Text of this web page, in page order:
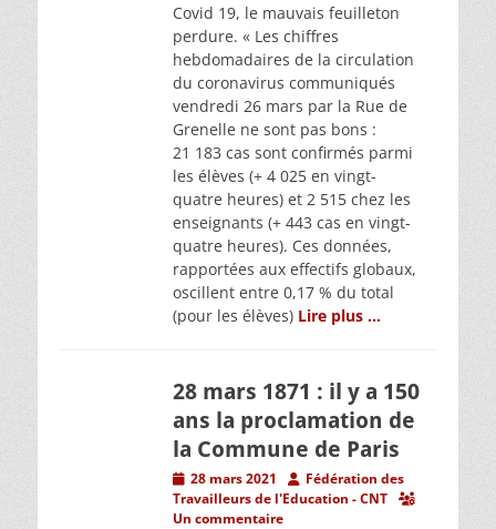
Covid 19, le mauvais feuilleton
perdure. « Les chiffres
hebdomadaires de la circulation
du coronavirus communiqués
vendredi 26 mars par la Rue de
Grenelle ne sont pas bons :
21 183 cas sont confirmés parmi
les élèves (+ 4 025 en vingt-
quatre heures) et 2 515 chez les
enseignants (+ 443 cas en vingt-
quatre heures). Ces données,
rapportées aux effectifs globaux,
oscillent entre 0,17 % du total
(pour les élèves) Lire plus …
28 mars 1871 : il y a 150
ans la proclamation de
la Commune de Paris
Posted
on
28 mars 2021 AuthorFédération des
Travailleurs de l'Education - CNT
Un commentaire